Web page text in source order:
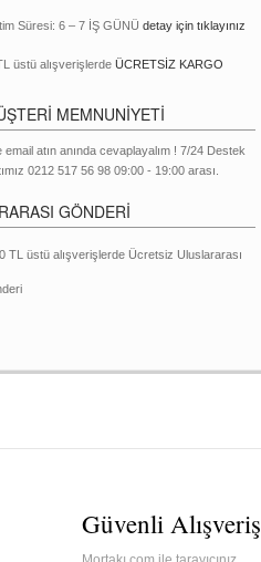
Süresi: 6 – 7 İŞ GÜNÜ detay için tıklayınız
üstü alışverişlerde ÜCRETSİZ KARGO
MEMNUNİYETİ
email atın anında cevaplayalım ! 7/24 Destek
0212 517 56 98 09:00 - 19:00 arası.
GÖNDERİ
TL üstü alışverişlerde Ücretsiz Uluslararası
Güvenli Alışveriş